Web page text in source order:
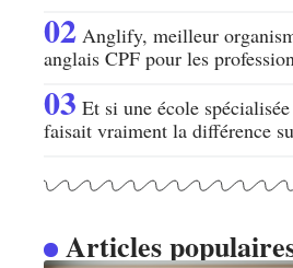
Anglify, meilleur
anglais CPF pour les
Et si une école
faisait vraiment la différence
Articles